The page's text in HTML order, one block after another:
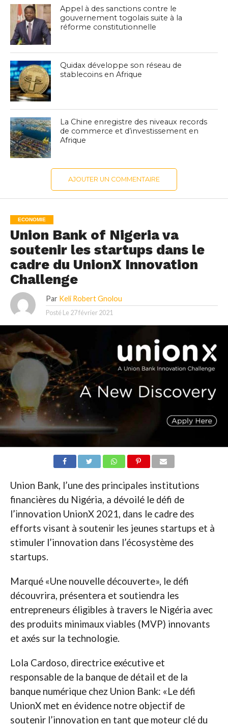
Appel à des sanctions contre le
gouvernement togolais suite à la
réforme constitutionnelle
Quidax développe son réseau de
stablecoins en Afrique
La Chine enregistre des niveaux records
de commerce et d’investissement en
Afrique
AJOUTER UN COMMENTAIRE
ECONOMIE
Union Bank of Nigeria va
soutenir les startups dans le
cadre du UnionX Innovation
Challenge
Par Keli Robert Gnolou
Posté Le 27 février 2021
Union Bank, l’une des principales institutions
financières du Nigéria, a dévoilé le défi de
l’innovation UnionX 2021, dans le cadre des
efforts visant à soutenir les jeunes startups et à
stimuler l’innovation dans l’écosystème des
startups.
Marqué «Une nouvelle découverte», le défi
découvrira, présentera et soutiendra les
entrepreneurs éligibles à travers le Nigéria avec
des produits minimaux viables (MVP) innovants
et axés sur la technologie.
Lola Cardoso, directrice exécutive et
responsable de la banque de détail et de la
banque numérique chez Union Bank: «Le défi
UnionX met en évidence notre objectif de
soutenir l’innovation en tant que moteur clé du